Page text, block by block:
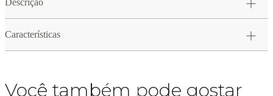
Características
Você também pode gostar